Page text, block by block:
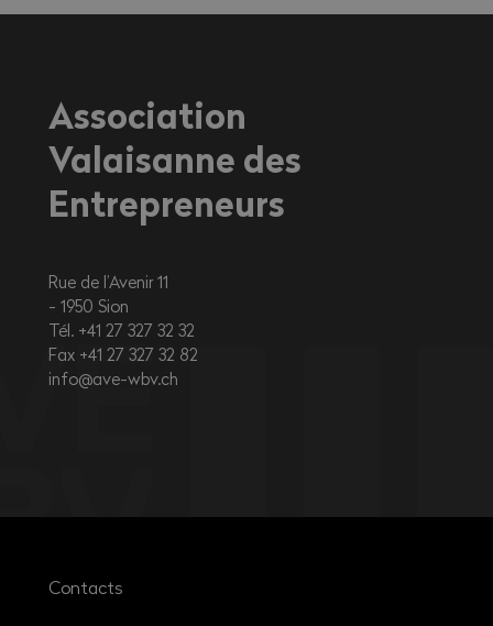
fortement exposés à la chaleur.
Association
Valaisanne des
Entrepreneurs
Rue de l’Avenir 11
1950 Sion
Tél. +41 27 327 32 32
Fax +41 27 327 32 82
info@ave-wbv.ch
Contacts